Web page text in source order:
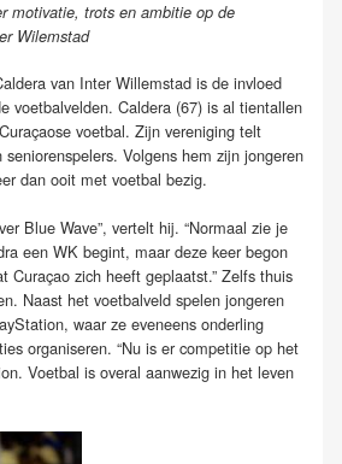
motivatie, trots en ambitie op de
Wilemstad
van Inter Willemstad is de invloed
voetbalvelden. Caldera (67) is al tientallen
voetbal. Zijn vereniging telt
Volgens hem zijn jongeren
dan ooit met voetbal bezig.
Blue Wave”, vertelt hij. “Normaal zie je
een WK begint, maar deze keer begon
Curaçao zich heeft geplaatst.” Zelfs thuis
Naast het voetbalveld spelen jongeren
waar ze eveneens onderling
organiseren. “Nu is er competitie op het
Voetbal is overal aanwezig in het leven